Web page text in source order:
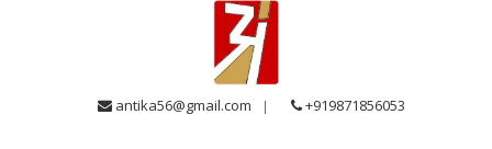
antika56@gmail.com +919871856053